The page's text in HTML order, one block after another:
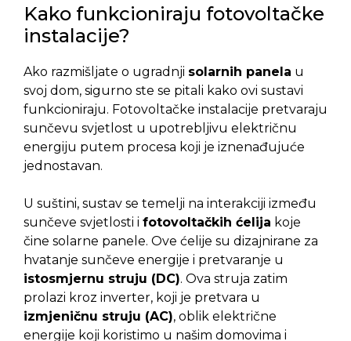
Kako funkcioniraju fotovoltačke
instalacije?
Ako razmišljate o ugradnji solarnih panela u
svoj dom, sigurno ste se pitali kako ovi sustavi
funkcioniraju. Fotovoltačke instalacije pretvaraju
sunčevu svjetlost u upotrebljivu električnu
energiju putem procesa koji je iznenađujuće
jednostavan.
U suštini, sustav se temelji na interakciji između
sunčeve svjetlosti i fotovoltačkih ćelija koje
čine solarne panele. Ove ćelije su dizajnirane za
hvatanje sunčeve energije i pretvaranje u
istosmjernu struju (DC). Ova struja zatim
prolazi kroz inverter, koji je pretvara u
izmjeničnu struju (AC), oblik električne
energije koji koristimo u našim domovima i